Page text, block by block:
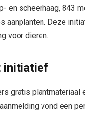
en scheerhaag, 843
aanplanten. Deze
voor dieren.
initiatief
gratis
vond een